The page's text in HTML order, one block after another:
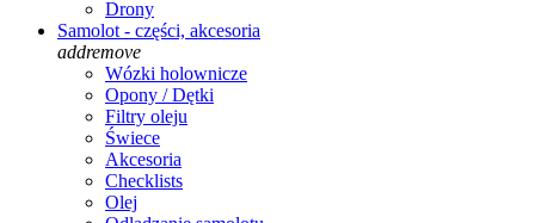
Drony
Samolot - części, akcesoria
addremove
Wózki holownicze
Opony / Dętki
Filtry oleju
Świece
Akcesoria
Checklists
Olej